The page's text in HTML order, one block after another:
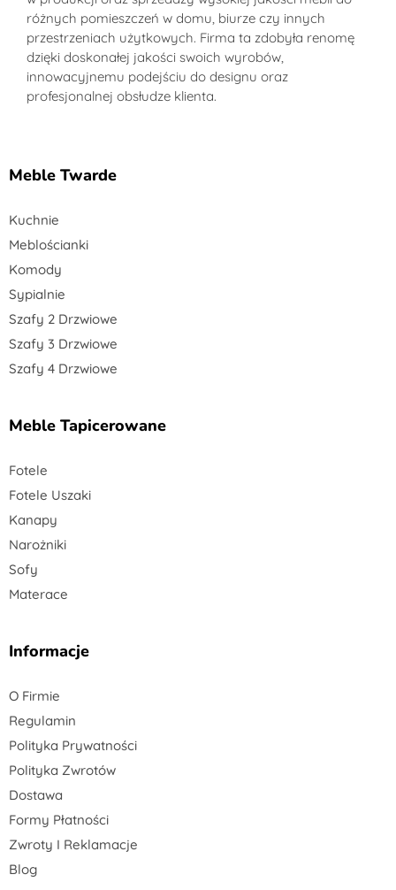
różnych pomieszczeń w domu, biurze czy innych
przestrzeniach użytkowych. Firma ta zdobyła renomę
dzięki doskonałej jakości swoich wyrobów,
innowacyjnemu podejściu do designu oraz
profesjonalnej obsłudze klienta.
Meble Twarde
Kuchnie
Meblościanki
Komody
Sypialnie
Szafy 2 Drzwiowe
Szafy 3 Drzwiowe
Szafy 4 Drzwiowe
Meble Tapicerowane
Fotele
Fotele Uszaki
Kanapy
Narożniki
Sofy
Materace
Informacje
O Firmie
Regulamin
Polityka Prywatności
Polityka Zwrotów
Dostawa
Formy Płatności
Zwroty I Reklamacje
Blog